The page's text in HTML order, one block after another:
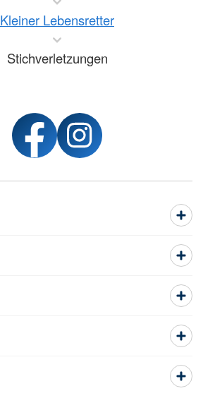
Kleiner Lebensretter
Stichverletzungen